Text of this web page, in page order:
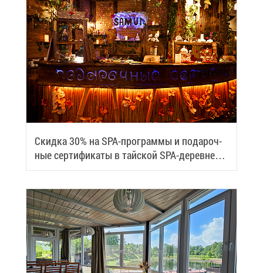
Скид­ка 30% на SPA-про­грам­мы и по­да­роч­
ные сер­ти­фи­ка­ты в тай­ской SPA-де­ревне
Samui